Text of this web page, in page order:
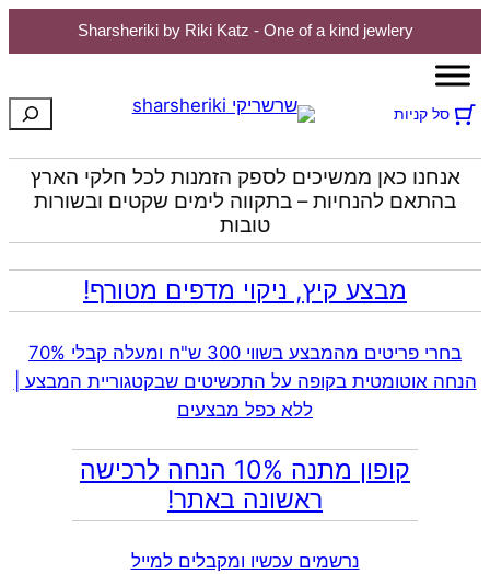
Sharsheriki by Riki Katz - One of a kind jewlery
סל קניות חיפוש
אנחנו כאן ממשיכים לספק הזמנות לכל חלקי הארץ
בהתאם להנחיות – בתקווה לימים שקטים ובשורות
טובות
מבצע קיץ, ניקוי מדפים מטורף!
בחרי פריטים מהמבצע בשווי 300 ש"ח ומעלה קבלי 70%
הנחה אוטומטית בקופה על התכשיטים שבקטגוריית המבצע |
ללא כפל מבצעים
קופון מתנה 10% הנחה לרכישה
ראשונה באתר!
נרשמים עכשיו ומקבלים למייל